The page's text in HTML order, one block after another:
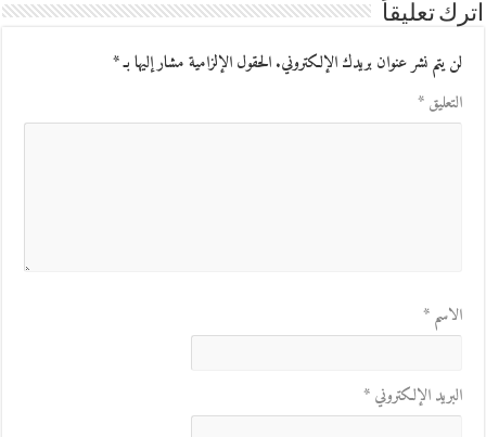
اترك تعليقاً
لن يتم نشر عنوان بريدك الإلكتروني.الحقول الإلزامية مشار إليها بـ*
التعليق*
الاسم*
البريد الإلكتروني*